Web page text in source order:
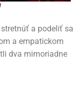
a podeliť sa
a empatickom
dva mimoriadne